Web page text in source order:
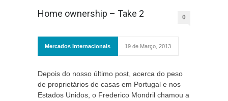
Home ownership – Take 2 0
Mercados Internacionais 19 de Março, 2013
Depois do nosso último post, acerca do peso
de proprietários de casas em Portugal e nos
Estados Unidos, o Frederico Mondril chamou a